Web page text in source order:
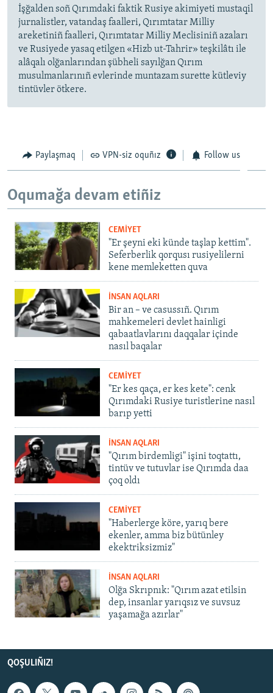
İşğalden soñ Qırımdaki faktik Rusiye akimiyeti mustaqil
jurnalistler, vatandaş faalleri, Qırımtatar Milliy
areketiniñ faalleri, Qırımtatar Milliy Meclisiniñ azaları
ve Rusiyede yasaq etilgen «Hizb ut-Tahrir» teşkilâtı ile
alâqalı olğanlarından şübheli sayılğan Qırım
musulmanlarınıñ evlerinde muntazam surette kütleviy
tintüvler ötkere.
Paylaşmaq VPN-siz oquñız Follow us
Oqumağa devam etiñiz
CEMİYET
"Er şeyni eki künde taşlap kettim".
Seferberlik qorqusı rusiyelilerni
kene memleketten quva
İNSAN AQLARI
Bir an – ve casussıñ. Qırım
mahkemeleri devlet hainligi
qabaatlavlarını daqqalar içinde
nasıl baqalar
CEMİYET
"Er kes qaça, er kes kete": cenk
Qırımdaki Rusiye turistlerine nasıl
barıp yetti
İNSAN AQLARI
"Qırım birdemligi" işini toqtattı,
tintüv ve tutuvlar ise Qırımda daa
çoq oldı
CEMİYET
"Haberlerge köre, yarıq bere
ekenler, amma biz bütünley
ekektriksizmiz"
İNSAN AQLARI
Olğa Skrıpnık: "Qırım azat etilsin
dep, insanlar yarıqsız ve suvsuz
yaşamağa azırlar"
QOŞULIÑIZ!